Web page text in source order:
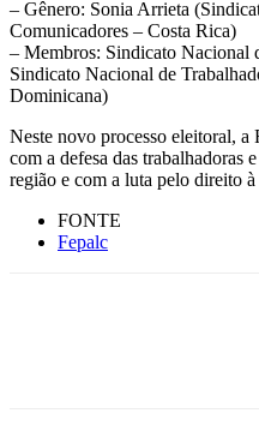
– Gênero: Sonia Arrieta
Comunicadores – Costa Rica)
– Membros: Sindicato Nacional
Sindicato Nacional de
Dominicana)
Neste novo processo eleitoral,
com a defesa das trabalhadoras
região e com a luta pelo direito
FONTE
Fepalc